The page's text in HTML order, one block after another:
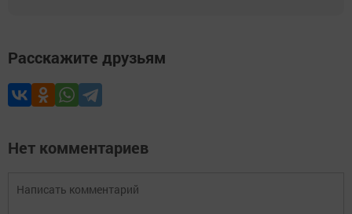
Расскажите друзьям
Нет комментариев